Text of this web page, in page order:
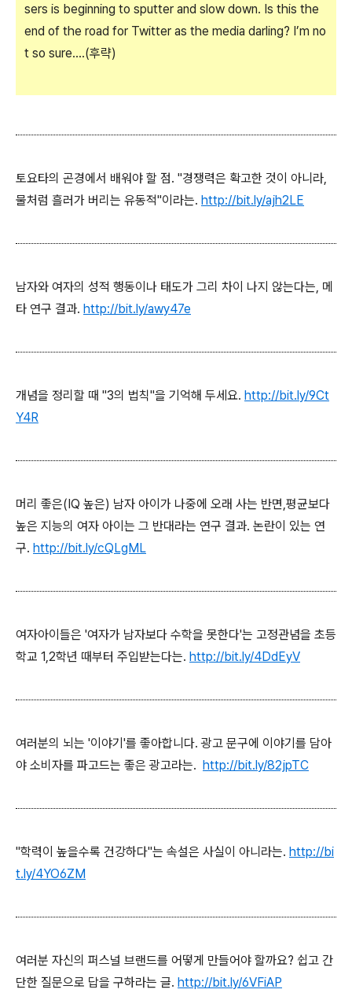
sers is beginning to sputter and slow down. Is this the
end of the road for Twitter as the media darling? I’m no
t so sure....(후략)
토요타의 곤경에서 배워야 할 점. "경쟁력은 확고한 것이 아니라,
물처럼 흘러가 버리는 유동적"이라는. http://bit.ly/ajh2LE
남자와 여자의 성적 행동이나 태도가 그리 차이 나지 않는다는, 메
타 연구 결과. http://bit.ly/awy47e
개념을 정리할 때 "3의 법칙"을 기억해 두세요. http://bit.ly/9Ct
Y4R
머리 좋은(IQ 높은) 남자 아이가 나중에 오래 사는 반면,평균보다
높은 지능의 여자 아이는 그 반대라는 연구 결과. 논란이 있는 연
구. http://bit.ly/cQLgML
여자아이들은 '여자가 남자보다 수학을 못한다'는 고정관념을 초등
학교 1,2학년 때부터 주입받는다는. http://bit.ly/4DdEyV
여러분의 뇌는 '이야기'를 좋아합니다. 광고 문구에 이야기를 담아
야 소비자를 파고드는 좋은 광고라는. http://bit.ly/82jpTC
"학력이 높을수록 건강하다"는 속설은 사실이 아니라는. http://bi
t.ly/4YO6ZM
여러분 자신의 퍼스널 브랜드를 어떻게 만들어야 할까요? 쉽고 간
단한 질문으로 답을 구하라는 글. http://bit.ly/6VFiAP